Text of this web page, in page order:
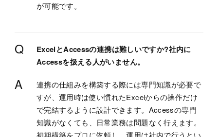
が可能です。
Q
ExcelとAccessの連携は難しいですか?社内に
Accessを扱える人がいません。
A
連携の仕組みを構築する際には専門知識が必要で
すが、運用時は使い慣れたExcelからの操作だけ
で完結するように設計できます。Accessの専門
知識がなくても、日常業務は問題なく行えます。
初期構築をプロに依頼し、運用は社内で行うとい